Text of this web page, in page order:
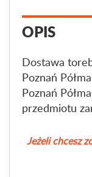
OPIS
Dostawa
Poznań
Poznań
przedmiotu
Jeżeli chcesz